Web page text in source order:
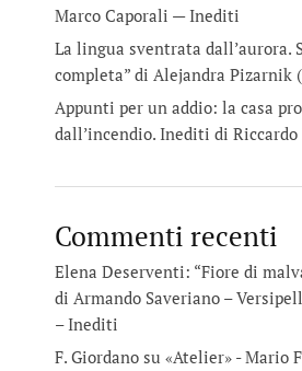
Marco Caporali — Inediti
La lingua sventrata dall’aurora.
completa” di Alejandra Pizarnik
Appunti per un addio: la casa
dall’incendio. Inediti di
Commenti recenti
Elena Deserventi: “Fiore di
di Armando Saveriano –
– Inediti
F. Giordano su «Atelier» - Mario